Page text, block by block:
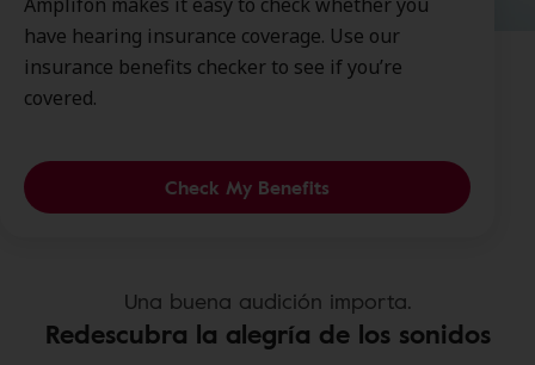
have hearing insurance coverage. Use our
insurance benefits checker to see if you’re
covered.
Check My Benefits
Una buena audición importa.
Redescubra la alegría de los sonidos